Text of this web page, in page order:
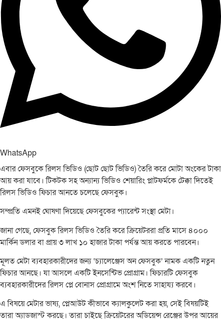
WhatsApp
এবার ফেসবুকে রিলস ভিডিও (ছোট ছোট ভিডিও) তৈরি করে মোটা অংকের টাকা
আয় করা যাবে। টিকটক সহ অন্যান্য ভিডিও শেয়ারিং প্লাটফর্মকে টেক্কা দিতেই
রিলস ভিডিও ফিচার আনতে চলেছে ফেসবুক।
সম্প্রতি এমনই ঘোষণা দিয়েছে ফেসবুকের প্যারেন্ট সংস্থা মেটা।
জানা গেছে, ফেসবুক রিলস ভিডিও তৈরি করে ক্রিয়েটররা প্রতি মাসে ৪০০০
মার্কিন ডলার বা প্রায় ৩ লাখ ১০ হাজার টাকা পর্যন্ত আয় করতে পারবেন।
মূলত মেটা ব্যবহারকারীদের জন্য ‘চ্যালেঞ্জেস অন ফেসবুক’ নামক একটি নতুন
ফিচার আনছে। যা আসলে একটি ইনসেন্টিভ প্রোগ্রাম। ফিচারটি ফেসবুক
ব্যবহারকারীদের রিলস প্লে বোনাস প্রোগ্রামে অংশ নিতে সাহায্য করবে।
এ বিষয়ে মেটার ভাষ্য, প্লেআউট কীভাবে ক্যালকুলেট করা হয়, সেই বিষয়টিই
তারা অ্যাডজাস্ট করছে। তারা চাইছে ক্রিয়েটরের অডিয়েন্স রেঞ্জের উপর আয়ের